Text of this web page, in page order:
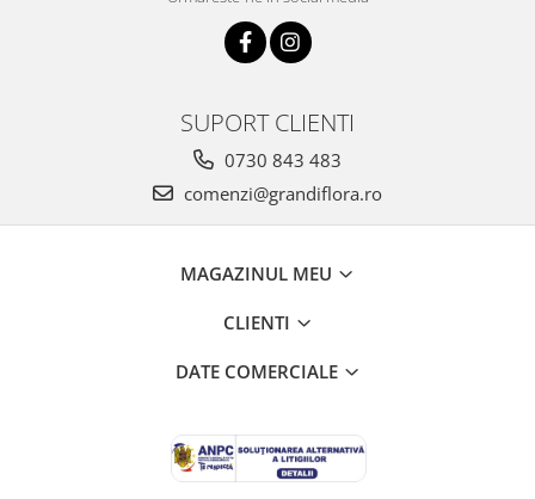
SUPORT CLIENTI
0730 843 483
comenzi@grandiflora.ro
MAGAZINUL MEU
CLIENTI
DATE COMERCIALE